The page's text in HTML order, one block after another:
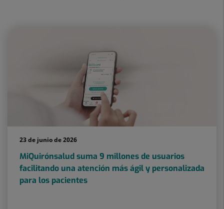
23 de junio de 2026
MiQuirónsalud suma 9 millones de usuarios
facilitando una atención más ágil y personalizada
para los pacientes